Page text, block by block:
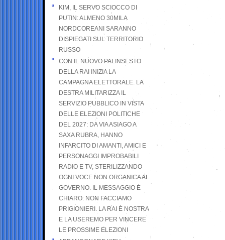
KIM, IL SERVO SCIOCCO DI
PUTIN: ALMENO 30MILA
NORDCOREANI SARANNO
DISPIEGATI SUL TERRITORIO
RUSSO
CON IL NUOVO PALINSESTO
DELLA RAI INIZIA LA
CAMPAGNA ELETTORALE. LA
DESTRA MILITARIZZA IL
SERVIZIO PUBBLICO IN VISTA
DELLE ELEZIONI POLITICHE
DEL 2027: DA VIA ASIAGO A
SAXA RUBRA, HANNO
INFARCITO DI AMANTI, AMICI E
PERSONAGGI IMPROBABILI
RADIO E TV, STERILIZZANDO
OGNI VOCE NON ORGANICA AL
GOVERNO. IL MESSAGGIO È
CHIARO: NON FACCIAMO
PRIGIONIERI. LA RAI È NOSTRA
E LA USEREMO PER VINCERE
LE PROSSIME ELEZIONI